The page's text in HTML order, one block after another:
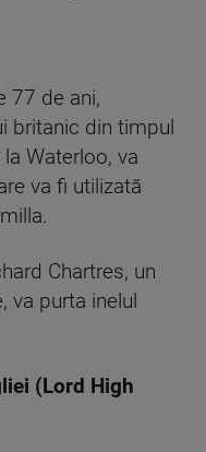
77 de ani,
britanic din timpul
Waterloo, va
va fi utilizată
Chartres, un
va purta inelul
(Lord High